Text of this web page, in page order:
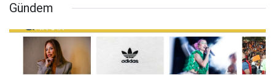
Gündem